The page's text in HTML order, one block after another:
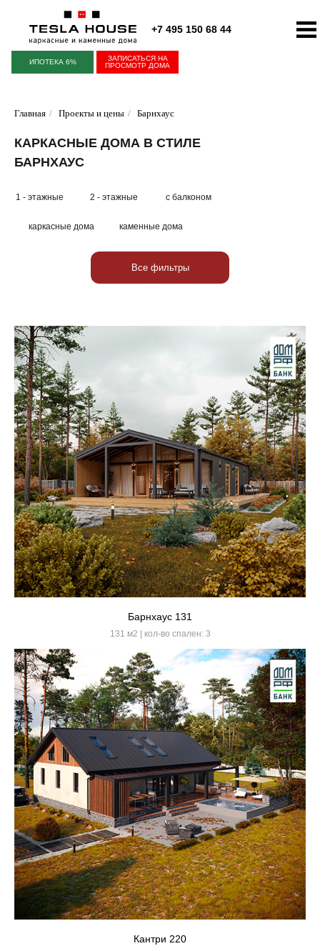
+7 495 150 68 44
ЗАПИСАТЬСЯ НА
ПРОСМОТР ДОМА
ИПОТЕКА 6%
Главная / Проекты и цены / Барнхаус
КАРКАСНЫЕ ДОМА В СТИЛЕ
БАРНХАУС
1 - этажные 2 - этажные
Все фильтры
с балконом
каркасные дома каменные дома
Барнхаус 131
131 м2 | кол-во спален: 3
Кантри 220